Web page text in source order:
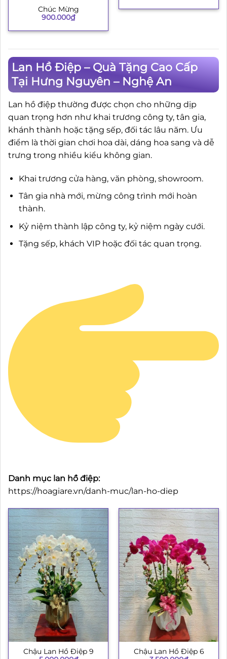
Chúc Mừng
900.000₫
Lan Hồ Điệp – Quà Tặng Cao Cấp
Tại Hưng Nguyên – Nghệ An
Lan hồ điệp thường được chọn cho những dịp
quan trọng hơn như khai trương công ty, tân gia,
khánh thành hoặc tặng sếp, đối tác lâu năm. Ưu
điểm là thời gian chơi hoa dài, dáng hoa sang và dễ
trưng trong nhiều kiểu không gian.
Khai trương cửa hàng, văn phòng, showroom.
Tân gia nhà mới, mừng công trình mới hoàn
thành.
Kỷ niệm thành lập công ty, kỷ niệm ngày cưới.
Tặng sếp, khách VIP hoặc đối tác quan trọng.
Danh mục lan hồ điệp:
https://hoagiare.vn/danh-muc/lan-ho-diep
Chậu Lan Hồ Điệp 9
Chậu Lan Hồ Điệp 6